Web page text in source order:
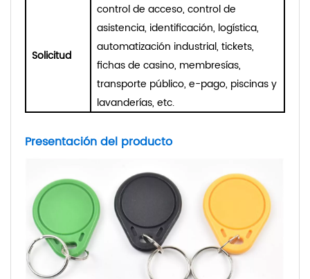
Solicitud
control de acceso, control de
asistencia, identificación, logística,
automatización industrial, tickets,
fichas de casino, membresías,
transporte público, e-pago, piscinas y
lavanderías, etc.
Presentación del producto